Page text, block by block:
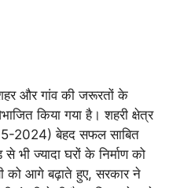
और गांव की जरूरतों के
किया गया है। शहरी क्षेत्र
2024) बेहद सफल साबित
ज्यादा घरों के निर्माण को
को आगे बढ़ाते हुए, सरकार ने